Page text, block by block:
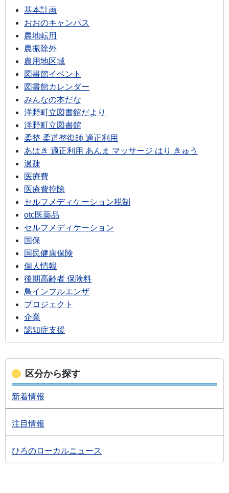
基本計画
おおのキャンパス
農地転用
農振除外
農用地区域
図書館イベント
図書館カレンダー
みんなの本だな
洋野町立図書館だより
洋野町立図書館
柔整 柔道整復師 適正利用
あはき 適正利用 あんま マッサージ はり きゅう
過疎
医療費
医療費控除
セルフメディケーション税制
otc医薬品
セルフメディケーション
国保
国民健康保険
個人情報
後期高齢者 保険料
鳥インフルエンザ
プロジェクト
企業
認知症支援
区分から探す
新着情報
注目情報
ひろのローカルニュース